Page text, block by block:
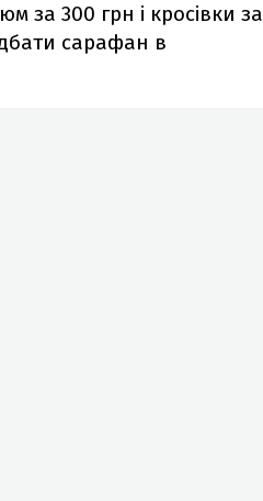
за 300 грн і кросівки за
сарафан в